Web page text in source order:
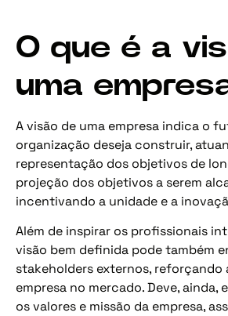
O que é a
uma
A visão de uma empresa indica o
organização deseja construir,
representação dos objetivos de
projeção dos objetivos a serem
incentivando a unidade e a
Além de inspirar os profissionais
visão bem definida pode também
stakeholders externos, reforçando
empresa no mercado. Deve, ainda,
os valores e missão da empresa,